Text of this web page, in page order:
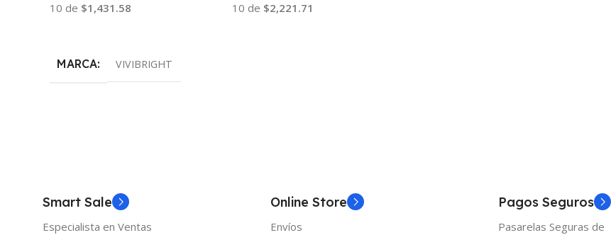
10 de $1,431.58
MARCA VIVIBRIGHT
10 de $2,221.71
Smart Sale
Especialista en Ventas
Online Store
Envíos
Pagos Seguros
Pasarelas Seguras de